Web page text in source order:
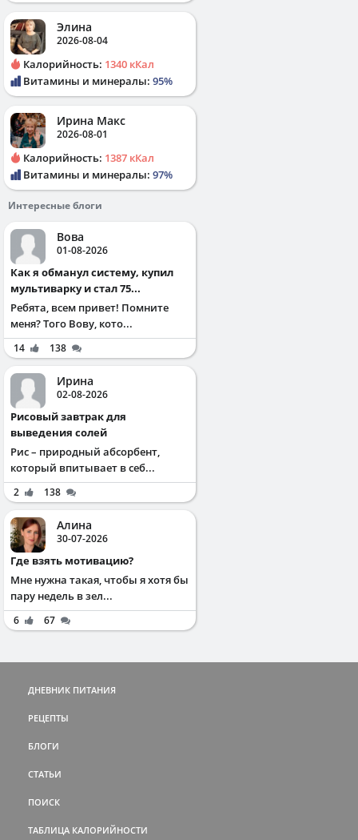
Элина
2026-08-04
Калорийность: 1340 кКал
Витамины и минералы: 95%
Ирина Макс
2026-08-01
Калорийность: 1387 кКал
Витамины и минералы: 97%
Интересные блоги
Вова
01-08-2026
Как я обманул систему, купил
мультиварку и стал 75...
Ребята, всем привет! Помните
меня? Того Вову, кото...
14 138
Ирина
02-08-2026
Рисовый завтрак для
выведения солей
Рис – природный абсорбент,
который впитывает в себ...
2 138
Алина
30-07-2026
Где взять мотивацию?
Мне нужна такая, чтобы я хотя бы
пару недель в зел...
6 67
ДНЕВНИК ПИТАНИЯ
РЕЦЕПТЫ
БЛОГИ
СТАТЬИ
ПОИСК
ТАБЛИЦА КАЛОРИЙНОСТИ